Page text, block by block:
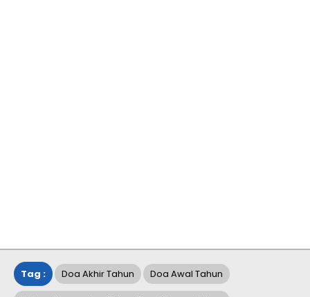
Tag : Doa Akhir Tahun Doa Awal Tahun